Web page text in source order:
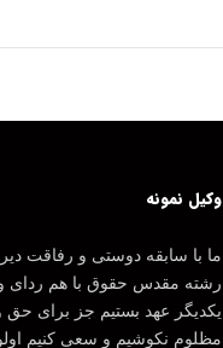
وکیل نمونه
ما با سابقه دوستی و رفاقت
رشته مقدس حقوق با هم ردای
یکدیگر عهد بستیم جز برای
مظلوم نکوشیم و سعی کنیم